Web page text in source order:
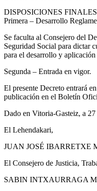
DISPOSICIONES FINALES
Primera – Desarrollo
Se faculta al Consejero del
Seguridad Social para dictar
para el desarrollo y
Segunda – Entrada en vigor.
El presente Decreto entrará
publicación en el Boletín
Dado en Vitoria-Gasteiz, a
El Lehendakari,
JUAN JOSÉ IBARRETXE
El Consejero de Justicia,
SABIN INTXAURRAGA